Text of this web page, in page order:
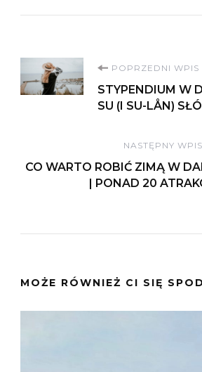
Nawigacja
wpisu
POPRZEDNI WPIS
STYPENDIUM W
SU (I SU-LÅN)
NASTĘPNY WPIS
CO WARTO ROBIĆ ZIMĄ W
| PONAD 20
MOŻE RÓWNIEŻ CI SIĘ